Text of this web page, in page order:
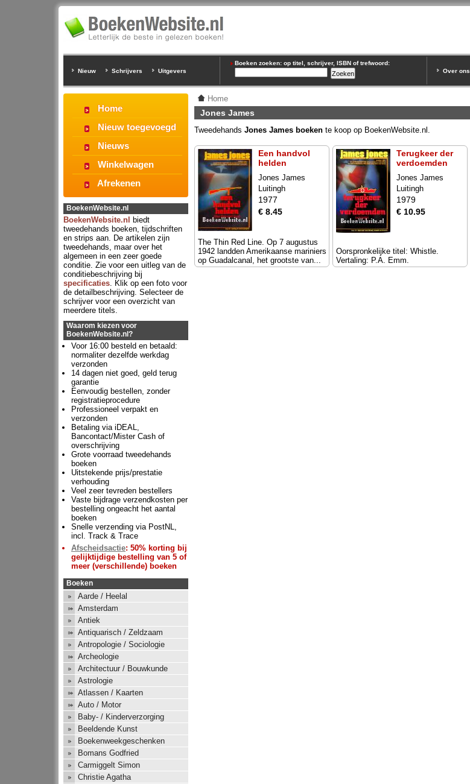
Nieuw Schrijvers Uitgevers
Boeken zoeken: op titel, schrijver, ISBN of trefwoord:
Over ons
Home
Jones James
Tweedehands Jones James boeken te koop op BoekenWebsite.nl.
Een handvol
helden
Jones James
Luitingh
1977
€ 8.45
The Thin Red Line. Op 7 augustus
1942 landden Amerikaanse mariniers
op Guadalcanal, het grootste van...
Terugkeer der
verdoemden
Jones James
Luitingh
1979
€ 10.95
Oorspronkelijke titel: Whistle.
Vertaling: P.A. Emm.
Home
Nieuw toegevoegd
Nieuws
Winkelwagen
Afrekenen
BoekenWebsite.nl
BoekenWebsite.nl
biedt
tweedehands boeken, tijdschriften
en strips aan. De artikelen zijn
tweedehands, maar over het
algemeen in een zeer goede
conditie. Zie voor een uitleg van de
conditiebeschrijving bij
specificaties. Klik op een foto voor
de detailbeschrijving. Selecteer de
schrijver voor een overzicht van
meerdere titels.
Waarom kiezen voor
BoekenWebsite.nl?
Voor 16:00 besteld en betaald:
normaliter dezelfde werkdag
verzonden
14 dagen niet goed, geld terug
garantie
Eenvoudig bestellen, zonder
registratieprocedure
Professioneel verpakt en
verzonden
Betaling via iDEAL,
Bancontact/Mister Cash of
overschrijving
Grote voorraad tweedehands
boeken
Uitstekende prijs/prestatie
verhouding
Veel zeer tevreden bestellers
Vaste bijdrage verzendkosten per
bestelling ongeacht het aantal
boeken
Snelle verzending via PostNL,
incl. Track & Trace
Afscheidsactie: 50% korting bij
gelijktijdige bestelling van 5 of
meer (verschillende) boeken
Boeken
Aarde / Heelal
Amsterdam
Antiek
Antiquarisch / Zeldzaam
Antropologie / Sociologie
Archeologie
Architectuur / Bouwkunde
Astrologie
Atlassen / Kaarten
Auto / Motor
Baby- / Kinderverzorging
Beeldende Kunst
Boekenweekgeschenken
Bomans Godfried
Carmiggelt Simon
Christie Agatha